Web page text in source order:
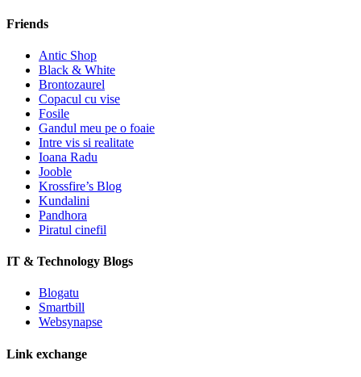
Friends
Antic Shop
Black & White
Brontozaurel
Copacul cu vise
Fosile
Gandul meu pe o foaie
Intre vis si realitate
Ioana Radu
Jooble
Krossfire’s Blog
Kundalini
Pandhora
Piratul cinefil
IT & Technology Blogs
Blogatu
Smartbill
Websynapse
Link exchange